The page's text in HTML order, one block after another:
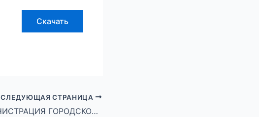
Скачать
СЛЕДУЮЩАЯ СТРАНИЦА
АДМИНИСТРАЦИЯ ГОРОДСКОГО ОКРУГА ГОРОД МИХАЙЛОВКА ВОЛГОГРАДСКОЙ ОБЛАСТИ РАСПОРЯЖЕНИЕ от 27 июня 2024 г. № 179-р